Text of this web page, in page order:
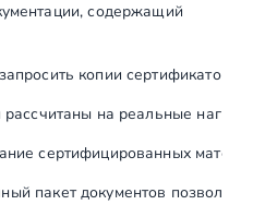
содержащий
копии сертификатов
на реальные
сертифицированных
пакет документов позволяет: